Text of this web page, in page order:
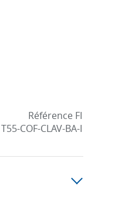
Référence FI
T55-COF-CLAV-BA-I